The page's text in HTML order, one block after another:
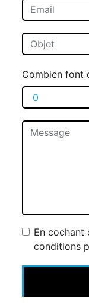
Combien font
En cochant
conditions